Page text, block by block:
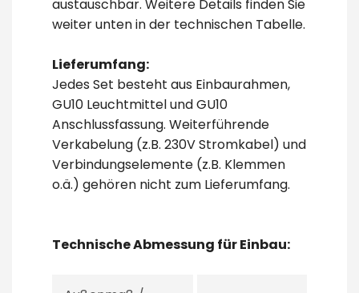
austauschbar. Weitere Details finden Sie
weiter unten in der technischen Tabelle.
Lieferumfang:
Jedes Set besteht aus Einbaurahmen,
GU10 Leuchtmittel und GU10
Anschlussfassung. Weiterführende
Verkabelung (z.B. 230V Stromkabel) und
Verbindungselemente (z.B. Klemmen
o.ä.) gehören nicht zum Lieferumfang.
Technische Abmessung für Einbau: